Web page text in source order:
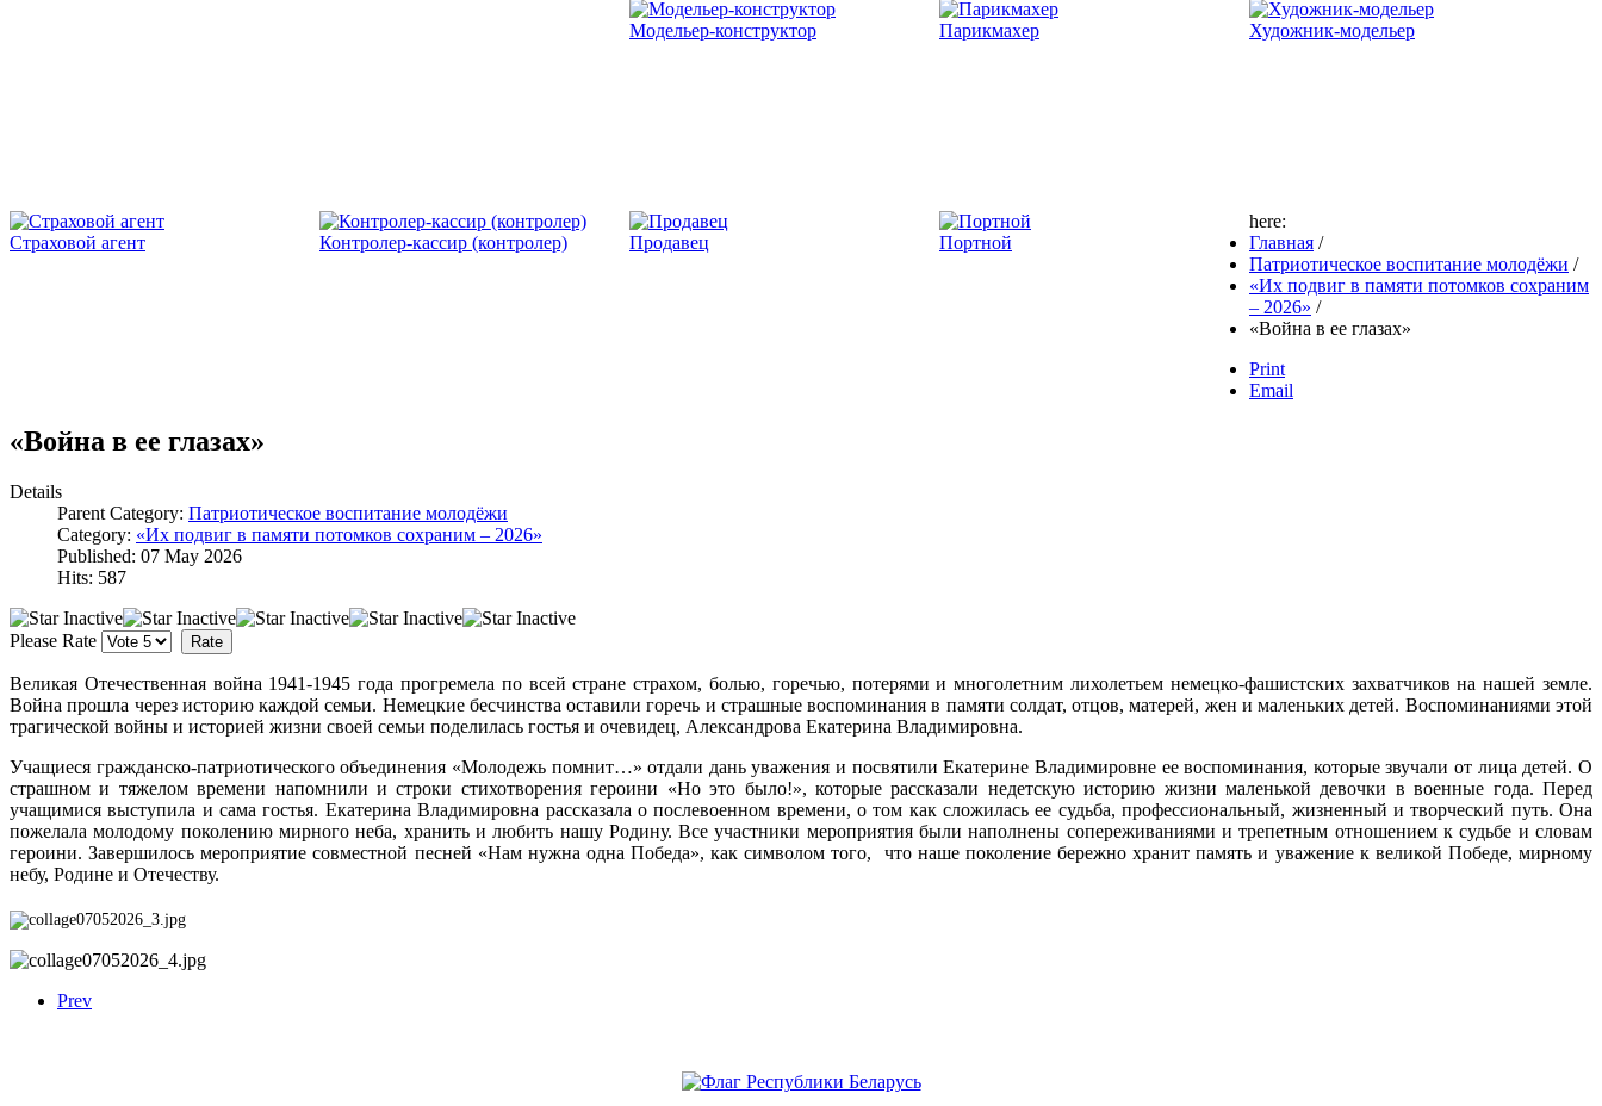
Модельер-конструктор Парикмахер Художник-модельер
Страховой агент Контролер-кассир (контролер) Продавец Портной
here:
Главная /
Патриотическое воспитание молодёжи /
«Их подвиг в памяти потомков сохраним
– 2026» /
«Война в ее глазах»
Print
Email
«Война в ее глазах»
Details
Parent Category: Патриотическое воспитание молодёжи
Category: «Их подвиг в памяти потомков сохраним – 2026»
Published: 07 May 2026
Hits: 587
Please Rate
Великая Отечественная война 1941-1945 года прогремела по всей стране страхом, болью, горечью, потерями и многолетним лихолетьем немецко-фашистских захватчиков на нашей земле.
Война прошла через историю каждой семьи. Немецкие бесчинства оставили горечь и страшные воспоминания в памяти солдат, отцов, матерей, жен и маленьких детей. Воспоминаниями этой
трагической войны и историей жизни своей семьи поделилась гостья и очевидец, Александрова Екатерина Владимировна.
Учащиеся гражданско-патриотического объединения «Молодежь помнит…» отдали дань уважения и посвятили Екатерине Владимировне ее воспоминания, которые звучали от лица детей. О
страшном и тяжелом времени напомнили и строки стихотворения героини «Но это было!», которые рассказали недетскую историю жизни маленькой девочки в военные года. Перед
учащимися выступила и сама гостья. Екатерина Владимировна рассказала о послевоенном времени, о том как сложилась ее судьба, профессиональный, жизненный и творческий путь. Она
пожелала молодому поколению мирного неба, хранить и любить нашу Родину. Все участники мероприятия были наполнены сопереживаниями и трепетным отношением к судьбе и словам
героини. Завершилось мероприятие совместной песней «Нам нужна одна Победа», как символом того, что наше поколение бережно хранит память и уважение к великой Победе, мирному
небу, Родине и Отечеству.
Prev